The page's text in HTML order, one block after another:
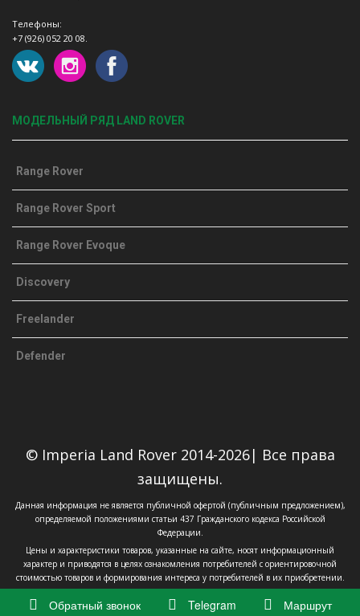
Телефоны:
+7 (926) 052 20 08.
МОДЕЛЬНЫЙ РЯД LAND ROVER
Range Rover
Range Rover Sport
Range Rover Evoque
Discovery
Freelander
Defender
© Imperia Land Rover 2014-2026| Все права
защищены.
Данная информация не является публичной офертой (публичным предложением),
определяемой положениями статьи 437 Гражданского кодекса Российской
Федерации.
Цены и характеристики товаров, указанные на сайте, носят информационный
характер и приводятся в целях ознакомления потребителей с ориентировочной
стоимостью товаров и формирования интереса у потребителей в их приобретении.
Обратный звонок Telegram Маршрут